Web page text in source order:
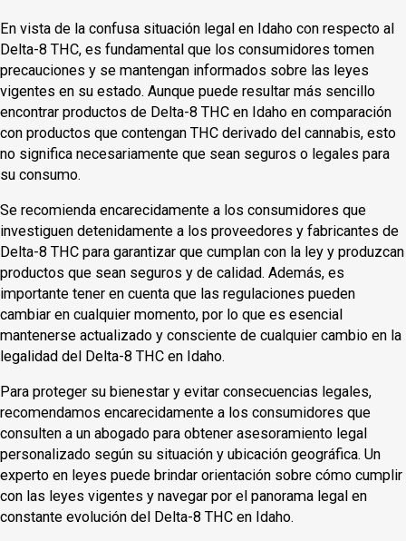
En vista de la confusa situación legal en Idaho con respecto al
Delta-8 THC, es fundamental que los consumidores tomen
precauciones y se mantengan informados sobre las leyes
vigentes en su estado. Aunque puede resultar más sencillo
encontrar productos de Delta-8 THC en Idaho en comparación
con productos que contengan THC derivado del cannabis, esto
no significa necesariamente que sean seguros o legales para
su consumo.
Se recomienda encarecidamente a los consumidores que
investiguen detenidamente a los proveedores y fabricantes de
Delta-8 THC para garantizar que cumplan con la ley y produzcan
productos que sean seguros y de calidad. Además, es
importante tener en cuenta que las regulaciones pueden
cambiar en cualquier momento, por lo que es esencial
mantenerse actualizado y consciente de cualquier cambio en la
legalidad del Delta-8 THC en Idaho.
Para proteger su bienestar y evitar consecuencias legales,
recomendamos encarecidamente a los consumidores que
consulten a un abogado para obtener asesoramiento legal
personalizado según su situación y ubicación geográfica. Un
experto en leyes puede brindar orientación sobre cómo cumplir
con las leyes vigentes y navegar por el panorama legal en
constante evolución del Delta-8 THC en Idaho.